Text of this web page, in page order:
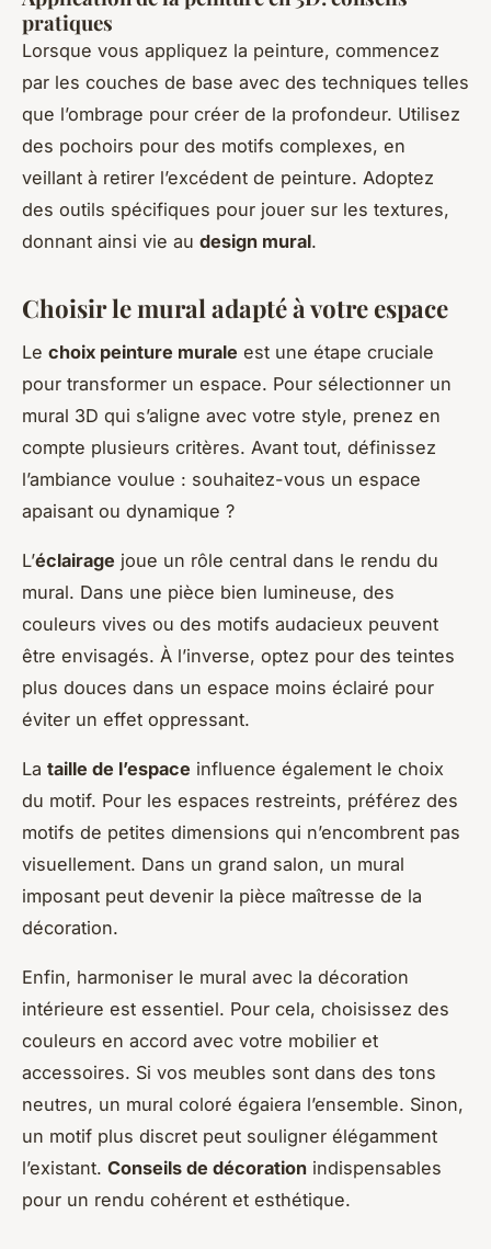
pratiques
Lorsque vous appliquez la peinture, commencez
par les couches de base avec des techniques telles
que l’ombrage pour créer de la profondeur. Utilisez
des pochoirs pour des motifs complexes, en
veillant à retirer l’excédent de peinture. Adoptez
des outils spécifiques pour jouer sur les textures,
donnant ainsi vie au design mural.
Choisir le mural adapté à votre espace
Le choix peinture murale est une étape cruciale
pour transformer un espace. Pour sélectionner un
mural 3D qui s’aligne avec votre style, prenez en
compte plusieurs critères. Avant tout, définissez
l’ambiance voulue : souhaitez-vous un espace
apaisant ou dynamique ?
L’éclairage joue un rôle central dans le rendu du
mural. Dans une pièce bien lumineuse, des
couleurs vives ou des motifs audacieux peuvent
être envisagés. À l’inverse, optez pour des teintes
plus douces dans un espace moins éclairé pour
éviter un effet oppressant.
La taille de l’espace influence également le choix
du motif. Pour les espaces restreints, préférez des
motifs de petites dimensions qui n’encombrent pas
visuellement. Dans un grand salon, un mural
imposant peut devenir la pièce maîtresse de la
décoration.
Enfin, harmoniser le mural avec la décoration
intérieure est essentiel. Pour cela, choisissez des
couleurs en accord avec votre mobilier et
accessoires. Si vos meubles sont dans des tons
neutres, un mural coloré égaiera l’ensemble. Sinon,
un motif plus discret peut souligner élégamment
l’existant. Conseils de décoration indispensables
pour un rendu cohérent et esthétique.